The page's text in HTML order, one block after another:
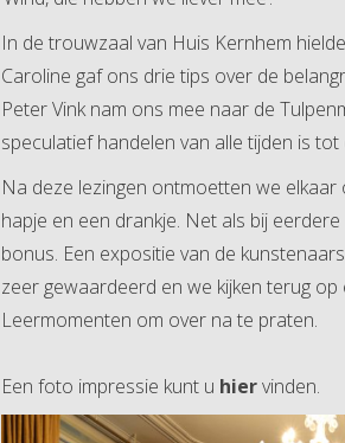
In de trouwzaal van Huis Kernhem
Caroline gaf ons drie tips over de
Peter Vink nam ons mee naar de
speculatief handelen van alle tijden is
Na deze lezingen ontmoetten we
hapje en een drankje. Net als bij
bonus. Een expositie van de
zeer gewaardeerd en we kijken terug
Leermomenten om over na te praten.
Een foto impressie kunt u hiervinden.